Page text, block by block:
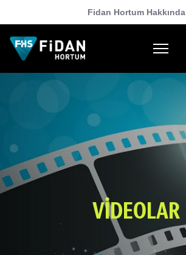
Fidan Hortum Hakkında
VIDEOLAR